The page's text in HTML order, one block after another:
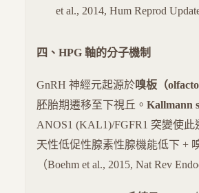
et al., 2014, Hum Reprod Update
四、HPG 軸的分子機制
GnRH 神經元起源於嗅板（
胚胎期遷移至下視丘。 Kallmann
ANOS1 (KAL1)/FGFR1 突變使
天性低促性腺素性腺機能低下 +
（Boehm et al., 2015, Nat Rev